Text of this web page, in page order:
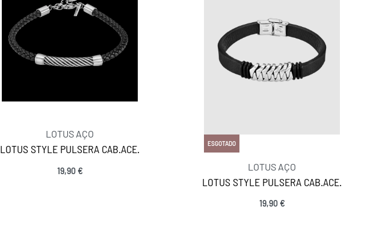
LOTUS AÇO
LOTUS STYLE PULSERA CAB.ACE.
19,90€
ESGOTADO
LOTUS AÇO
LOTUS STYLE PULSERA CAB.ACE.
19,90€